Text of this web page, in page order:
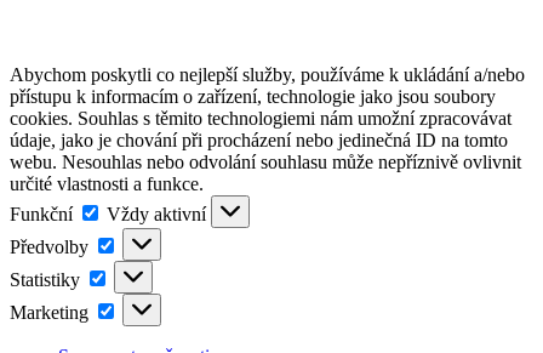
Abychom poskytli co nejlepší služby, používáme k ukládání a/nebo
přístupu k informacím o zařízení, technologie jako jsou soubory
cookies. Souhlas s těmito technologiemi nám umožní zpracovávat
údaje, jako je chování při procházení nebo jedinečná ID na tomto
webu. Nesouhlas nebo odvolání souhlasu může nepříznivě ovlivnit
určité vlastnosti a funkce.
Funkční
Funkční
Vždy aktivní
Předvolby
Předvolby
Statistiky Statistiky
Marketing Marketing